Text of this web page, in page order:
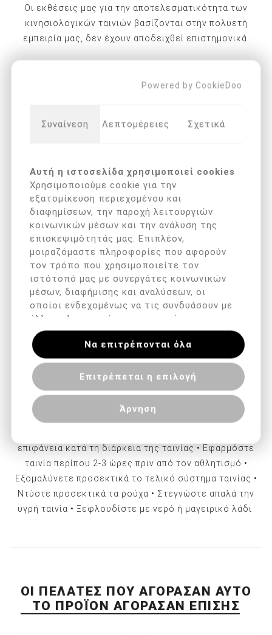
Οι εκθέσεις μας για την αποτελεσματικότητα των
κινησιολογικών ταινιών βασίζονται στην πολυετή
εμπειρία μας, δεν έχουν αποδειχθεί επιστημονικά.
ατομική διάγνωση από έναν ειδικό αποτελεί μέρος
Συμβουλευτείτε έναν γιατρό ή θεραπευτή εάν έχετε
Συμβουλές:
Κατά την εφαρμογή της ταινίας, είναι σημαντικό να μην
αγγίζετε την επιφάνεια συγκόλλησης. Η κόλλα αντιδρά
στη θερμότητα και έτσι ενεργοποιείται. Λόγω του
τεντώματος της ταινίας, σχίζεται στη μέση το χαρτί
υποστήριξης και βγαίνει. Τώρα η ταινία μπορεί να
εφαρμοστεί χωρίς να αγγίξει την συγκολλητική
επιφάνεια. Προ-τέντωμα Η ταινία κινησιολογίας Kintex
εφαρμόζεται εκ των προτέρων στο χαρτί υποστήριξης
με προένταση 10%. Αυτό σημαίνει ότι εάν
δημιουργήσετε ένα σύστημα ταινίας χωρίς πρόσθετη
ένταση, υπάρχει ήδη μια δράση.
Αφαιρέστε τυχόν τρίχες στην περιοχή που πρόκειται να
κολληθεί • Αφαιρέστε τη βρωμιά και τη λιπαρότητα από
το δέρμα • Αποφύγετε λοσιόν σώματος ή έλαια
σώματος σε αυτό το σημείο • Στρογγυλοποιήστε τις
επιφάνεια κατά τη διάρκεια της ταινίας • Εφαρμόστε
ταινία περίπου 2-3 ώρες πριν από τον αθλητισμό •
Εξομαλύνετε προσεκτικά το τελικό σύστημα ταινίας •
Ντύστε προσεκτικά τα ρούχα • Στεγνώστε απαλά την
υγρή ταινία • Ξεφλουδίστε με νερό ή μαγειρικό λάδι
ΟΙ ΠΕΛΆΤΕΣ ΠΟΥ ΑΓΌΡΑΣΑΝ ΑΥΤΌ
ΤΟ ΠΡΟΪΌΝ ΑΓΌΡΑΣΑΝ ΕΠΊΣΗΣ
Powered by CookieDoo
Συναίνεση Λεπτομέρειες Σχετικά
Αυτή η ιστοσελίδα χρησιμοποιεί cookies
Χρησιμοποιούμε cookie για την
εξατομίκευση περιεχομένου και
διαφημίσεων, την παροχή λειτουργιών
κοινωνικών μέσων και την ανάλυση της
επισκεψιμότητάς μας. Επιπλέον,
μοιραζόμαστε πληροφορίες που αφορούν
τον τρόπο που χρησιμοποιείτε τον
ιστότοπό μας με συνεργάτες κοινωνικών
μέσων, διαφήμισης και αναλύσεων, οι
οποίοι ενδεχομένως να τις συνδυάσουν με
άλλες πληροφορίες που τους έχετε
παραχωρήσει ή τις οποίες έχουν συλλέξει
σε σχέση με την από μέρους σας χρήση
των υπηρεσιών τους.
Άρνηση
Επιτρέπεται η επιλογή
Να επιτρέπονται όλα